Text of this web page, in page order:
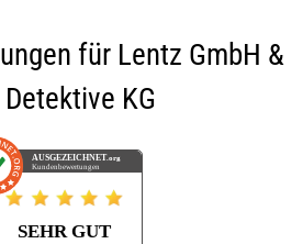
für Lentz GmbH &
KG
AUSGEZEICHNET .org
Kundenbewertungen
SEHR GUT